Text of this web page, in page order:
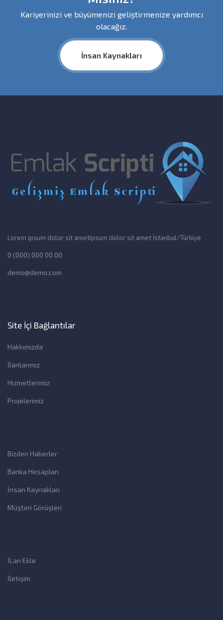
Kariyerinizi ve büyümenizi geliştirmenize yardımcı
olacağız.
İnsan Kaynakları
Lorem ipsum dolor sit ametipsum dolor sit amet İstanbul/Türkiye
0 (000) 000 00 00
demo@demo.com
Site İçi Bağlantılar
Hakkımızda
İlanlarımız
Hizmetlerimiz
Projelerimiz
Bizden Haberler
Banka Hesapları
İnsan Kaynakları
Müşteri Görüşleri
İLan Ekle
İletişim